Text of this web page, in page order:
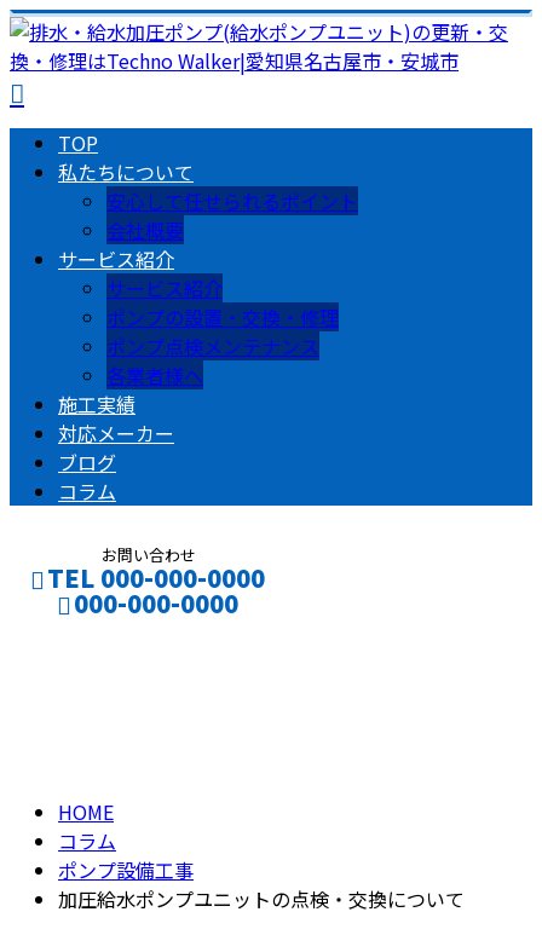
TOP
私たちについて
安心して任せられるポイント
会社概要
サービス紹介
サービス紹介
ポンプの設置・交換・修理
ポンプ点検メンテナンス
各業者様へ
施工実績
対応メーカー
ブログ
コラム
お問い合わせ
TEL 000-000-0000
000-000-0000
HOME
コラム
ポンプ設備工事
加圧給水ポンプユニットの点検・交換について